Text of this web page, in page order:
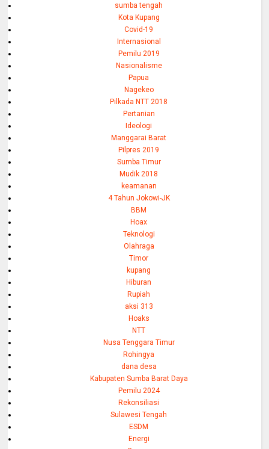
sumba tengah
Kota Kupang
Covid-19
Internasional
Pemilu 2019
Nasionalisme
Papua
Nagekeo
Pilkada NTT 2018
Pertanian
Ideologi
Manggarai Barat
Pilpres 2019
Sumba Timur
Mudik 2018
keamanan
4 Tahun Jokowi-JK
BBM
Hoax
Teknologi
Olahraga
Timor
kupang
Hiburan
Rupiah
aksi 313
Hoaks
NTT
Nusa Tenggara Timur
Rohingya
dana desa
Kabupaten Sumba Barat Daya
Pemilu 2024
Rekonsiliasi
Sulawesi Tengah
ESDM
Energi